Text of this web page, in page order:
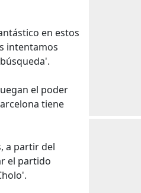
en estos
intentamos
el poder
tiene
a partir del
el partido